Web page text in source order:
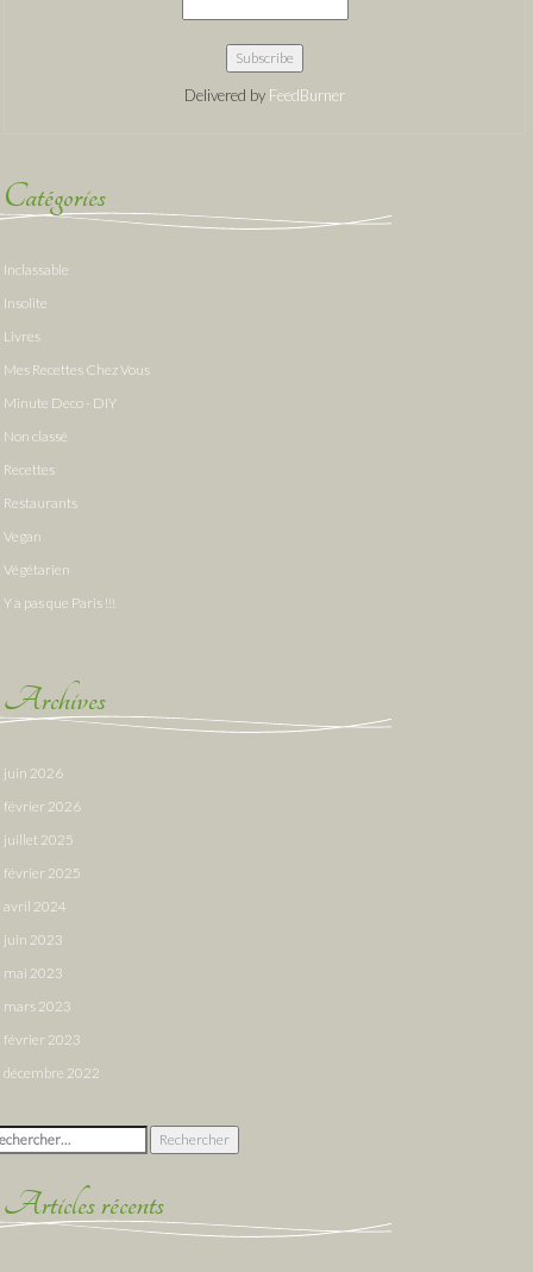
Delivered by FeedBurner
Catégories
Inclassable
Insolite
Livres
Mes Recettes Chez Vous
Minute Deco - DIY
Non classé
Recettes
Restaurants
Vegan
Végétarien
Y a pas que Paris !!!
Archives
juin 2026
février 2026
juillet 2025
février 2025
avril 2024
juin 2023
mai 2023
mars 2023
février 2023
décembre 2022
:
Articles récents